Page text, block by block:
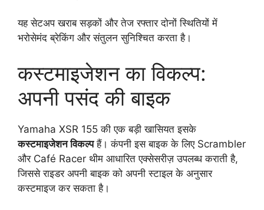
यह सेटअप खराब सड़कों और तेज रफ्तार दोनों स्थितियों में
भरोसेमंद ब्रेकिंग और संतुलन सुनिश्चित करता है।
कस्टमाइजेशन का विकल्प:
अपनी पसंद की बाइक
Yamaha XSR 155 की एक बड़ी खासियत इसके
कस्टमाइजेशन विकल्पहैं। कंपनी इस बाइक के लिए Scrambler
और Café Racer थीम आधारित एक्सेसरीज़ उपलब्ध कराती है,
जिससे राइडर अपनी बाइक को अपनी स्टाइल के अनुसार
कस्टमाइज कर सकता है।